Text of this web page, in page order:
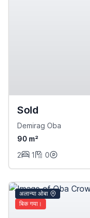
Sold
Demirag Oba
90 m²
2
1 0
अलान्या ओबा
बिक गया।